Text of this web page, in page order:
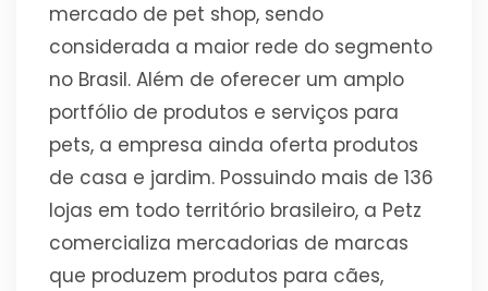
mercado de pet shop, sendo
considerada a maior rede do segmento
no Brasil. Além de oferecer um amplo
portfólio de produtos e serviços para
pets, a empresa ainda oferta produtos
de casa e jardim. Possuindo mais de 136
lojas em todo território brasileiro, a Petz
comercializa mercadorias de marcas
que produzem produtos para cães,